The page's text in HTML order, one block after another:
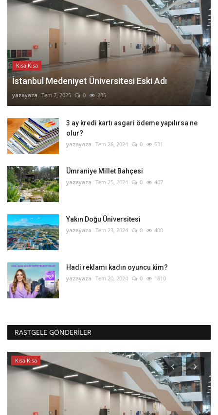
Kısa Kısa
İstanbul Medeniyet Üniversitesi Eski Adı
yazayaza Tem 7, 2025 0 285
3 ay kredi kartı asgari ödeme yapılırsa ne
olur?
yazayaza Tem 26, 2024 0 531
Ümraniye Millet Bahçesi
yazayaza Tem 25, 2024 0 407
Yakın Doğu Üniversitesi
yazayaza Tem 23, 2024 0 400
Hadi reklamı kadın oyuncu kim?
yazayaza Tem 20, 2024 0 1810
RASTGELE GÖNDERILER
Kısa Kısa